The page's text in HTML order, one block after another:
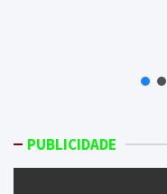
PUBLICIDADE